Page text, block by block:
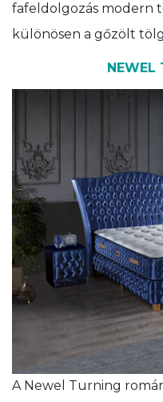
fafeldolgozás modern
különösen a gőzölt
NEWEL
A Newel Turning